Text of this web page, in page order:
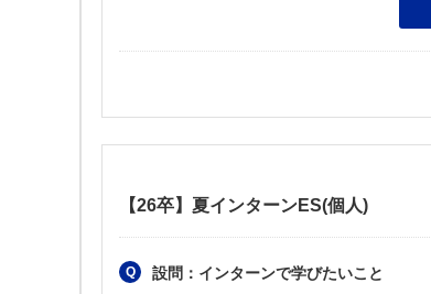
【26卒】夏インターンES(個人)
設問：インターンで学びたいこと